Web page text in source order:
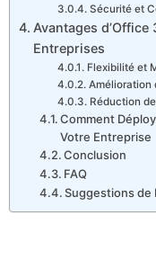
Sécurité et
Avantages
Entreprises
Flexibilité et
Amélioration
Réduction
Comment
Votre Entreprise
Conclusion
FAQ
Suggestions de